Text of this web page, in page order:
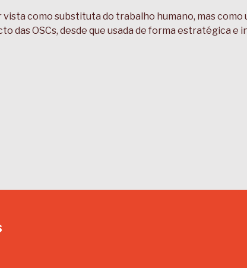
vista como substituta do trabalho humano, mas
das OSCs, desde que usada de forma estratégica e